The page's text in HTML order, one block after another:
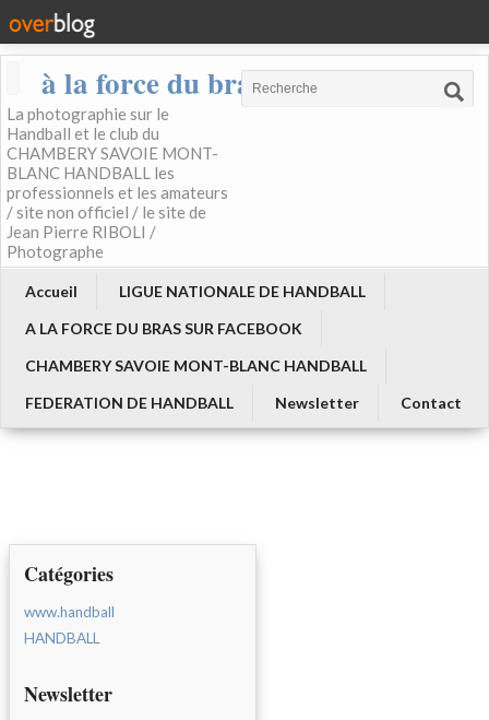
à la force du bras
La photographie sur le
Handball et le club du
CHAMBERY SAVOIE MONT-
BLANC HANDBALL les
professionnels et les amateurs
/ site non officiel / le site de
Jean Pierre RIBOLI /
Photographe
Accueil
LIGUE NATIONALE DE HANDBALL
A LA FORCE DU BRAS SUR FACEBOOK
CHAMBERY SAVOIE MONT-BLANC HANDBALL
FEDERATION DE HANDBALL
Newsletter Contact
Catégories
www.handball
HANDBALL
Newsletter